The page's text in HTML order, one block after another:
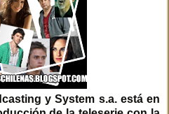
y System s.a. está en